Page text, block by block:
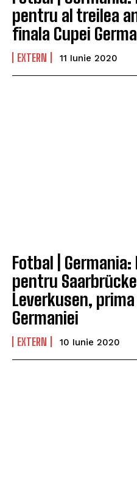
pentru al treilea
finala Cupei
EXTERN 11 Iunie 2020
Fotbal |
pentru
Leverkusen,
Germaniei
EXTERN 10 Iunie 2020